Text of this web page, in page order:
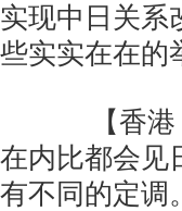
实现中日关系
些实实在在的
【香港《
在内比都会见
有不同的定调